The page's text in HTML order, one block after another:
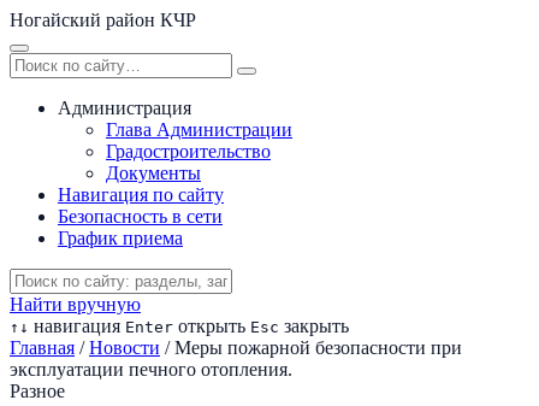
Ногайский район КЧР
Администрация
Глава Администрации
Градостроительство
Документы
Навигация по сайту
Безопасность в сети
График приема
Найти вручную
↑ ↓ навигация Enter открыть Esc закрыть
Главная / Новости / Меры пожарной безопасности при
эксплуатации печного отопления.
Разное